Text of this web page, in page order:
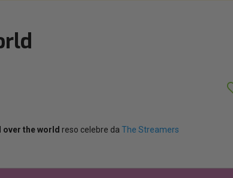
over the world reso celebre da The Streamers